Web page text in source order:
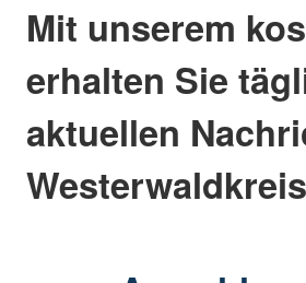
Mit unserem
erhalten Sie
aktuellen